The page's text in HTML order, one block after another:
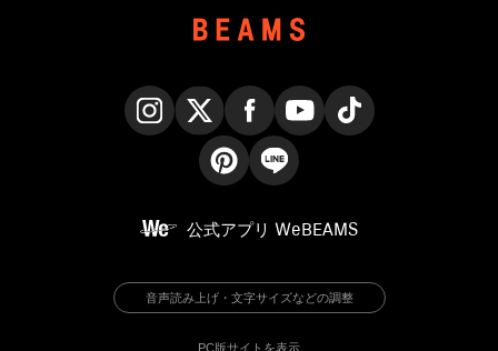
公式アプリ WeBEAMS
音声読み上げ・文字サイズなどの調整
PC版サイトを表示